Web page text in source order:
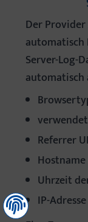
Der
Server-Log-
automatisch
Referrer
Uhrzeit
IP-Adresse